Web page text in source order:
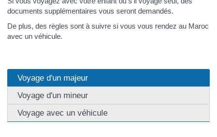
documents supplémentaires vous seront demandés.
De plus, des règles sont à suivre si vous vous rendez au Maroc
avec un véhicule.
Voyage d'un majeur
Voyage d'un mineur
Voyage avec un véhicule